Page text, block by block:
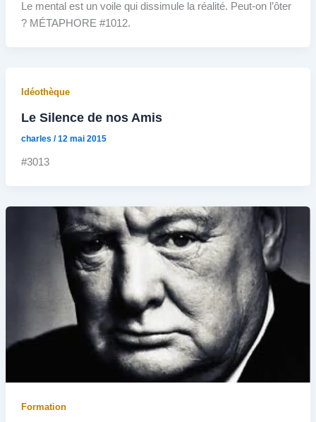
Le mental est un voile qui dissimule la réalité. Peut-on l’ôter
? MÉTAPHORE #1012.
Idéothèque
Le Silence de nos Amis
charles /12 mai 2015
#3013
Formation